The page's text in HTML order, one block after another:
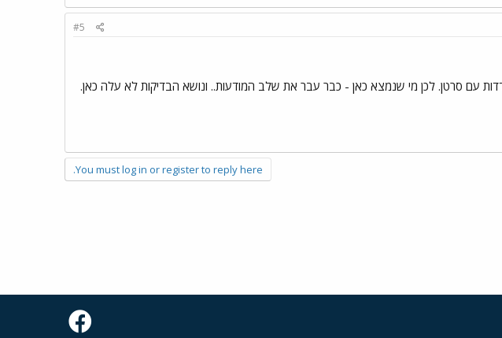
#5
עם סרטן. לכן מי שנמצא כאן - כבר עבר את שלב המודעות.. ונושא הבדיקות לא עלה כאן.
You must log in or register to reply here.